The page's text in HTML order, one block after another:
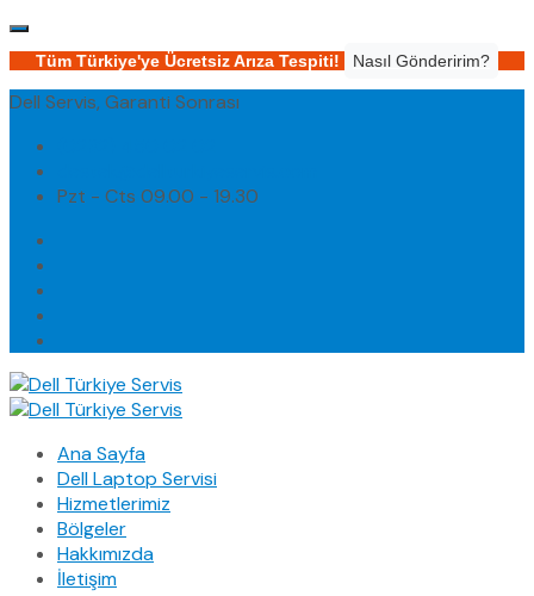
Tüm Türkiye'ye Ücretsiz Arıza Tespiti! Nasıl Gönderirim?
Dell Servis, Garanti Sonrası
Pzt - Cts 09.00 - 19.30
Ana Sayfa
Dell Laptop Servisi
Hizmetlerimiz
Bölgeler
Hakkımızda
İletişim